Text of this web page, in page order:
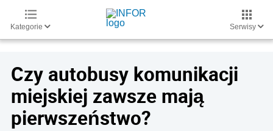
Kategorie Serwisy
Czy autobusy komunikacji
miejskiej zawsze mają
pierwszeństwo?